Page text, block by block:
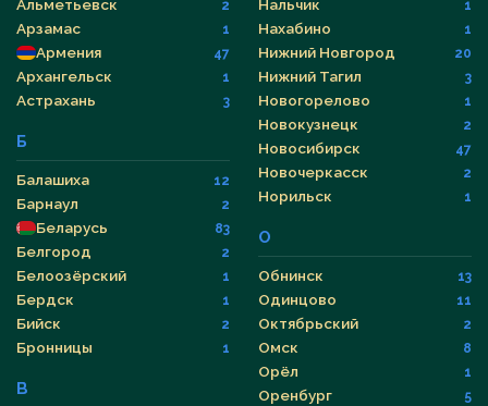
Альметьевск 2
Арзамас 1
Армения 47
Архангельск 1
Астрахань 3
Б
Балашиха 12
Барнаул 2
Беларусь 83
Белгород 2
Белоозёрский 1
Бердск 1
Бийск 2
Бронницы 1
В
Нальчик 1
Нахабино 1
Нижний Новгород 20
Нижний Тагил 3
Новогорелово 1
Новокузнецк 2
Новосибирск 47
Новочеркасск 2
Норильск 1
О
Обнинск 13
Одинцово 11
Октябрьский 2
Омск 8
Орёл 1
Оренбург 5